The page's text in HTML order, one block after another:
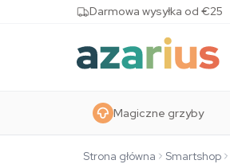
Skip to contentDarmowa wysyłka od €25
Magiczne grzyby
Strona główna Smartshop